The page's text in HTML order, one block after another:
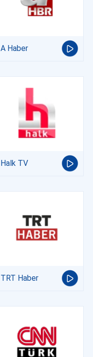
A Haber
Halk TV
TRT Haber